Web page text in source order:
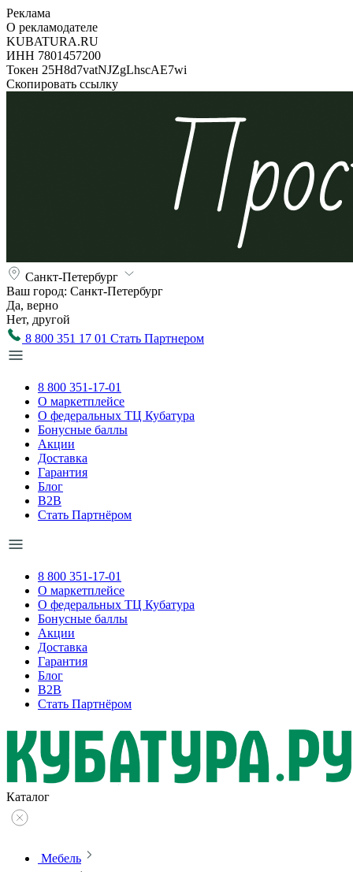
Реклама
О рекламодателе
KUBATURA.RU
ИНН 7801457200
Токен 25H8d7vatNJZgLhscAE7wi
Скопировать ссылку
Санкт-Петербург
Ваш город: Санкт-Петербург
Да, верно
Нет, другой
8 800 351 17 01 Стать Партнером
8 800 351-17-01
О маркетплейсе
О федеральных ТЦ Кубатура
Бонусные баллы
Акции
Доставка
Гарантия
Блог
B2B
Стать Партнёром
8 800 351-17-01
О маркетплейсе
О федеральных ТЦ Кубатура
Бонусные баллы
Акции
Доставка
Гарантия
Блог
B2B
Стать Партнёром
Каталог
Мебель